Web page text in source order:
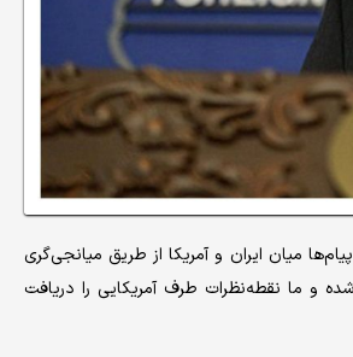
میان ایران و آمریکا از طریق میانجی‌گری
در چند نوبت انجام شده و ما نقطه‌نظرات طرف آمریکایی را دریافت